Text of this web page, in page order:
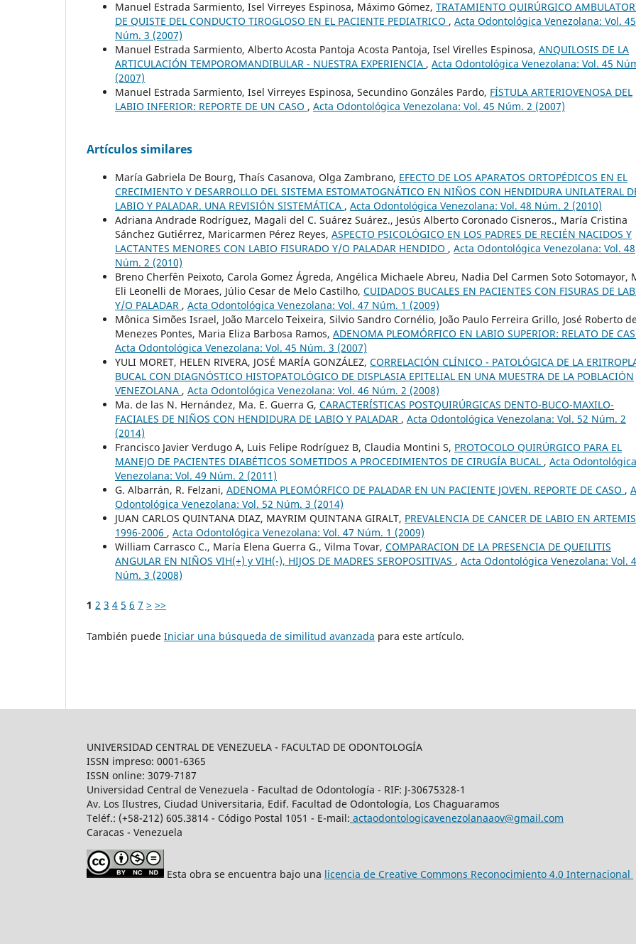
Manuel Estrada Sarmiento, Isel Virreyes Espinosa, Máximo Gómez, TRATAMIENTO QUIRÚRGICO
DE QUISTE DEL CONDUCTO TIROGLOSO EN EL PACIENTE PEDIATRICO , Acta Odontológica Venezolana: Vol. 45
Núm. 3 (2007)
Manuel Estrada Sarmiento, Alberto Acosta Pantoja Acosta Pantoja, Isel Virelles Espinosa, ANQUILOSIS DE LA
ARTICULACIÓN TEMPOROMANDIBULAR - NUESTRA EXPERIENCIA , Acta Odontológica Venezolana: Vol. 45
(2007)
Manuel Estrada Sarmiento, Isel Virreyes Espinosa, Secundino Gonzáles Pardo, FÍSTULA ARTERIOVENOSA DEL
LABIO INFERIOR: REPORTE DE UN CASO , Acta Odontológica Venezolana: Vol. 45 Núm. 2 (2007)
Artículos similares
María Gabriela De Bourg, Thaís Casanova, Olga Zambrano, EFECTO DE LOS APARATOS ORTOPÉDICOS EN EL
CRECIMIENTO Y DESARROLLO DEL SISTEMA ESTOMATOGNÁTICO EN NIÑOS CON HENDIDURA UNILATERAL
LABIO Y PALADAR. UNA REVISIÓN SISTEMÁTICA , Acta Odontológica Venezolana: Vol. 48 Núm. 2 (2010)
Adriana Andrade Rodríguez, Magali del C. Suárez Suárez., Jesús Alberto Coronado Cisneros., María Cristina
Sánchez Gutiérrez, Maricarmen Pérez Reyes, ASPECTO PSICOLÓGICO EN LOS PADRES DE RECIÉN NACIDOS Y
LACTANTES MENORES CON LABIO FISURADO Y/O PALADAR HENDIDO , Acta Odontológica Venezolana: Vol. 48
Núm. 2 (2010)
Breno Cherfên Peixoto, Carola Gomez Ágreda, Angélica Michaele Abreu, Nadia Del Carmen Soto Sotomayor,
Eli Leonelli de Moraes, Júlio Cesar de Melo Castilho, CUIDADOS BUCALES EN PACIENTES CON FISURAS DE
Y/O PALADAR , Acta Odontológica Venezolana: Vol. 47 Núm. 1 (2009)
Mônica Simões Israel, João Marcelo Teixeira, Silvio Sandro Cornélio, João Paulo Ferreira Grillo, José Roberto
Menezes Pontes, Maria Eliza Barbosa Ramos, ADENOMA PLEOMÓRFICO EN LABIO SUPERIOR: RELATO DE
Acta Odontológica Venezolana: Vol. 45 Núm. 3 (2007)
YULI MORET, HELEN RIVERA, JOSÉ MARÍA GONZÁLEZ, CORRELACIÓN CLÍNICO - PATOLÓGICA DE LA
BUCAL CON DIAGNÓSTICO HISTOPATOLÓGICO DE DISPLASIA EPITELIAL EN UNA MUESTRA DE LA POBLACIÓN
VENEZOLANA , Acta Odontológica Venezolana: Vol. 46 Núm. 2 (2008)
Ma. de las N. Hernández, Ma. E. Guerra G, CARACTERÍSTICAS POSTQUIRÚRGICAS DENTO-BUCO-MAXILO-
FACIALES DE NIÑOS CON HENDIDURA DE LABIO Y PALADAR , Acta Odontológica Venezolana: Vol. 52 Núm. 2
(2014)
Francisco Javier Verdugo A, Luis Felipe Rodríguez B, Claudia Montini S, PROTOCOLO QUIRÚRGICO PARA EL
MANEJO DE PACIENTES DIABÉTICOS SOMETIDOS A PROCEDIMIENTOS DE CIRUGÍA BUCAL , Acta Odontológica
Venezolana: Vol. 49 Núm. 2 (2011)
G. Albarrán, R. Felzani, ADENOMA PLEOMÓRFICO DE PALADAR EN UN PACIENTE JOVEN. REPORTE DE CASO ,
Odontológica Venezolana: Vol. 52 Núm. 3 (2014)
JUAN CARLOS QUINTANA DIAZ, MAYRIM QUINTANA GIRALT, PREVALENCIA DE CANCER DE LABIO EN
1996-2006 , Acta Odontológica Venezolana: Vol. 47 Núm. 1 (2009)
William Carrasco C., María Elena Guerra G., Vilma Tovar, COMPARACION DE LA PRESENCIA DE QUEILITIS
ANGULAR EN NIÑOS VIH(+) y VIH(-), HIJOS DE MADRES SEROPOSITIVAS , Acta Odontológica Venezolana: Vol.
Núm. 3 (2008)
1 2 3 4 5 6 7 > >>
También puede Iniciar una búsqueda de similitud avanzada para este artículo.
UNIVERSIDAD CENTRAL DE VENEZUELA - FACULTAD DE ODONTOLOGÍA
ISSN impreso: 0001-6365
ISSN online: 3079-7187
Universidad Central de Venezuela - Facultad de Odontología - RIF: J-30675328-1
Av. Los Ilustres, Ciudad Universitaria, Edif. Facultad de Odontología, Los Chaguaramos
Teléf.: (+58-212) 605.3814 - Código Postal 1051 - E-mail: actaodontologicavenezolanaaov@gmail.com
Caracas - Venezuela
Esta obra se encuentra bajo una licencia de Creative Commons Reconocimiento 4.0 Internacional